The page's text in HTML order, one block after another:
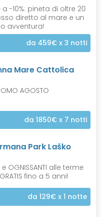
-10%: pineta di oltre 20
diretto al mare e un
avventura!
da 459€ x 3 notti
Mare Cattolica
AGOSTO
da 1850€ x 7 notti
Park Laško
e OGNISSANTI alle terme
fino a 5 anni!
da 129€ x 1 notte